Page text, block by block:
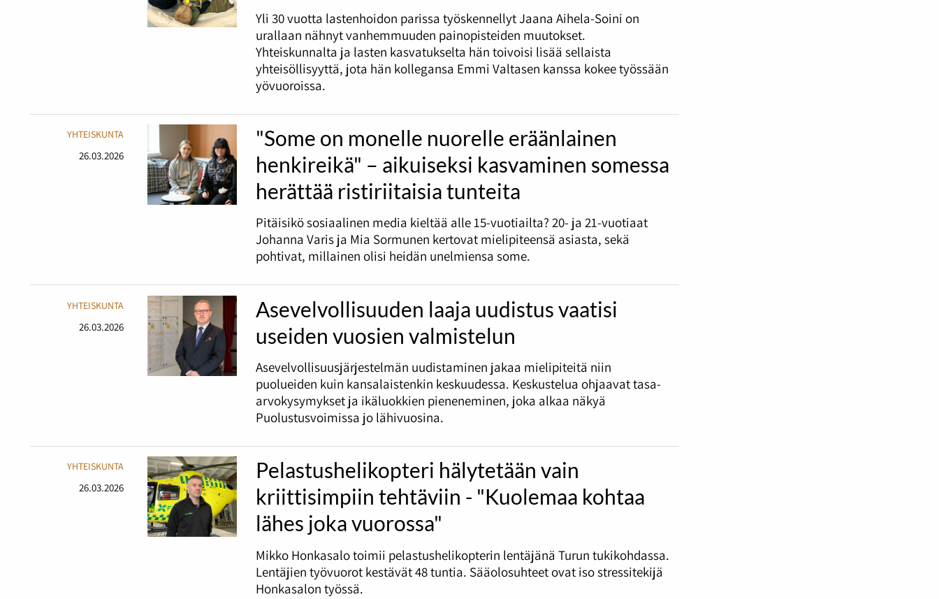
Yli 30 vuotta lastenhoidon parissa työskennellyt Jaana Aihela-Soini on
urallaan nähnyt vanhemmuuden painopisteiden muutokset.
Yhteiskunnalta ja lasten kasvatukselta hän toivoisi lisää sellaista
yhteisöllisyyttä, jota hän kollegansa Emmi Valtasen kanssa kokee työssään
yövuoroissa.
YHTEISKUNTA
26.03.2026
"Some on monelle nuorelle eräänlainen
henkireikä" – aikuiseksi kasvaminen somessa
herättää ristiriitaisia tunteita
Pitäisikö sosiaalinen media kieltää alle 15-vuotiailta? 20- ja 21-vuotiaat
Johanna Varis ja Mia Sormunen kertovat mielipiteensä asiasta, sekä
pohtivat, millainen olisi heidän unelmiensa some.
YHTEISKUNTA
26.03.2026
Asevelvollisuuden laaja uudistus vaatisi
useiden vuosien valmistelun
Asevelvollisuusjärjestelmän uudistaminen jakaa mielipiteitä niin
puolueiden kuin kansalaistenkin keskuudessa. Keskustelua ohjaavat tasa-
arvokysymykset ja ikäluokkien pieneneminen, joka alkaa näkyä
Puolustusvoimissa jo lähivuosina.
YHTEISKUNTA
26.03.2026
Pelastushelikopteri hälytetään vain
kriittisimpiin tehtäviin - "Kuolemaa kohtaa
lähes joka vuorossa"
Mikko Honkasalo toimii pelastushelikopterin lentäjänä Turun tukikohdassa.
Lentäjien työvuorot kestävät 48 tuntia. Sääolosuhteet ovat iso stressitekijä
Honkasalon työssä.